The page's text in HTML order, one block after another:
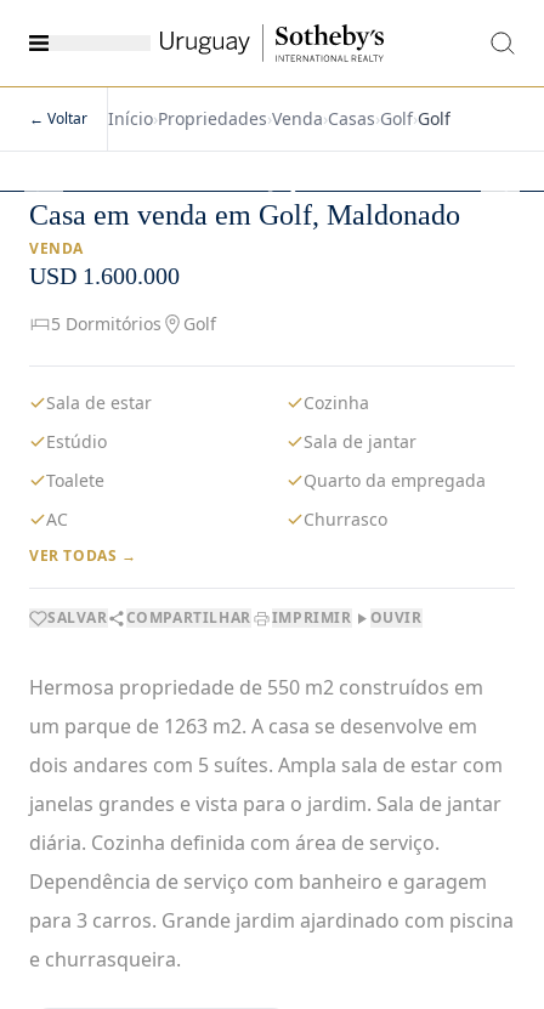
← Voltar Início›Propriedades›Venda›Casas›Golf›Golf
1/32
Casa em venda em Golf, Maldonado
VENDA
USD 1.600.000
5 Dormitórios Golf
Sala de estar
Cozinha
Estúdio
Sala de jantar
Toalete
Quarto da empregada
AC
Churrasco
VER TODAS →
SALVAR COMPARTILHAR IMPRIMIR OUVIR
Hermosa propriedade de 550 m2 construídos em
um parque de 1263 m2. A casa se desenvolve em
dois andares com 5 suítes. Ampla sala de estar com
janelas grandes e vista para o jardim. Sala de jantar
diária. Cozinha definida com área de serviço.
Dependência de serviço com banheiro e garagem
para 3 carros. Grande jardim ajardinado com piscina
e churrasqueira.